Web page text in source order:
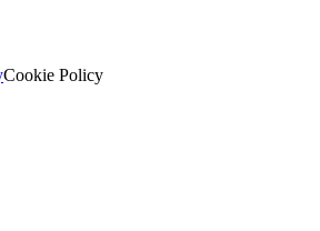
Cookie Policy